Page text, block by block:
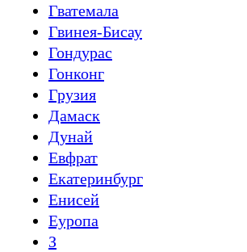
Гватемала
Гвинея-Бисау
Гондурас
Гонконг
Грузия
Дамаск
Дунай
Евфрат
Екатеринбург
Енисей
Еуропа
З